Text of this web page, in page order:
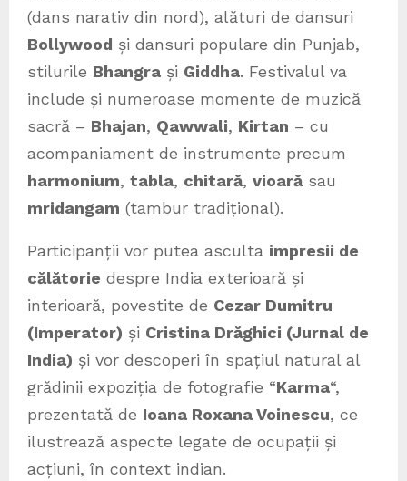
(dans narativ din nord), alături de dansuri
Bollywood și dansuri populare din Punjab,
stilurile Bhangra și Giddha. Festivalul va
include și numeroase momente de muzică
sacră – Bhajan, Qawwali, Kirtan – cu
acompaniament de instrumente precum
harmonium, tabla, chitară, vioarăsau
mridangam (tambur tradițional).
Participanții vor putea asculta impresii de
călătorie despre India exterioară și
interioară, povestite de Cezar Dumitru
(Imperator) și Cristina Drăghici (Jurnal de
India) și vor descoperi în spațiul natural al
grădinii expoziția de fotografie “Karma“,
prezentată de Ioana Roxana Voinescu, ce
ilustrează aspecte legate de ocupații și
acțiuni, în context indian.